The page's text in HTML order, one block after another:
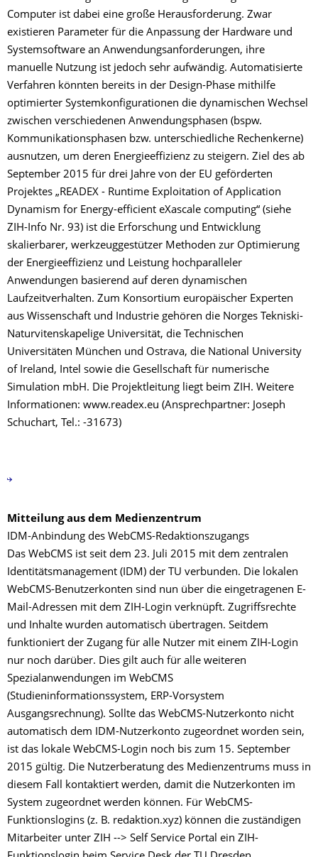
Computer ist dabei eine große Herausforderung. Zwar
existieren Parameter für die Anpassung der Hardware und
Systemsoftware an Anwendungsanforderungen, ihre
manuelle Nutzung ist jedoch sehr aufwändig. Automatisierte
Verfahren könnten bereits in der Design-Phase mithilfe
optimierter Systemkonfigurationen die dynamischen Wechsel
zwischen verschiedenen Anwendungsphasen (bspw.
Kommunikationsphasen bzw. unterschiedliche Rechenkerne)
ausnutzen, um deren Energieeffizienz zu steigern. Ziel des ab
September 2015 für drei Jahre von der EU geförderten
Projektes „READEX - Runtime Exploitation of Application
Dynamism for Energy-efficient eXascale computing“ (siehe
ZIH-Info Nr. 93) ist die Erforschung und Entwicklung
skalierbarer, werkzeuggestützer Methoden zur Optimierung
der Energieeffizienz und Leistung hochparalleler
Anwendungen basierend auf deren dynamischen
Laufzeitverhalten. Zum Konsortium europäischer Experten
aus Wissenschaft und Industrie gehören die Norges Tekniski-
Naturvitenskapelige Universität, die Technischen
Universitäten München und Ostrava, die National University
of Ireland, Intel sowie die Gesellschaft für numerische
Simulation mbH. Die Projektleitung liegt beim ZIH. Weitere
Informationen: www.readex.eu (Ansprechpartner: Joseph
Schuchart, Tel.: -31673)
Mitteilung aus dem Medienzentrum
IDM-Anbindung des WebCMS-Redaktionszugangs
Das WebCMS ist seit dem 23. Juli 2015 mit dem zentralen
Identitätsmanagement (IDM) der TU verbunden. Die lokalen
WebCMS-Benutzerkonten sind nun über die eingetragenen E-
Mail-Adressen mit dem ZIH-Login verknüpft. Zugriffsrechte
und Inhalte wurden automatisch übertragen. Seitdem
funktioniert der Zugang für alle Nutzer mit einem ZIH-Login
nur noch darüber. Dies gilt auch für alle weiteren
Spezialanwendungen im WebCMS
(Studieninformationssystem, ERP-Vorsystem
Ausgangsrechnung). Sollte das WebCMS-Nutzerkonto nicht
automatisch dem IDM-Nutzerkonto zugeordnet worden sein,
ist das lokale WebCMS-Login noch bis zum 15. September
2015 gültig. Die Nutzerberatung des Medienzentrums muss in
diesem Fall kontaktiert werden, damit die Nutzerkonten im
System zugeordnet werden können. Für WebCMS-
Funktionslogins (z. B. redaktion.xyz) können die zuständigen
Mitarbeiter unter ZIH --> Self Service Portal ein ZIH-